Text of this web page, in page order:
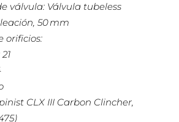
válvula: Válvula tubeless
50 mm
orificios:
CLX III Carbon Clincher,